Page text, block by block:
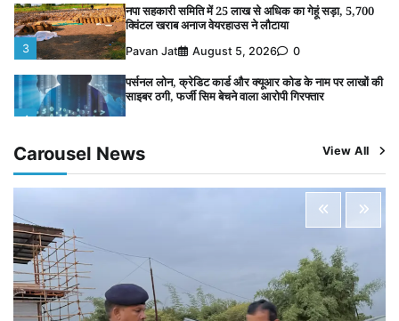
3
नपा सहकारी समिति में 25 लाख से अधिक का गेहूं सड़ा, 5,700
क्विंटल खराब अनाज वेयरहाउस ने लौटाया
Pavan Jat August 5, 2026 0
4
पर्सनल लोन, क्रेडिट कार्ड और क्यूआर कोड के नाम पर लाखों की
साइबर ठगी, फर्जी सिम बेचने वाला आरोपी गिरफ्तार
5
विशेष प्रवर्तन अभियान में नर्मदापुरम पुलिस की सख्त कार्रवाई
1
विशेष प्रवर्तन अभियान में नर्मदापुरम पुलिस की लगातार सख्ती
2
वेयरहाउस कॉरपोरेशन के जिला प्रबंधक पर केस दर्ज, फरार;
क्लर्क को मिली कमान, ‘चाबी के खेल’ पर फिर उठे सवाल
Pavan Jat August 5, 2026 0
Carousel News View All